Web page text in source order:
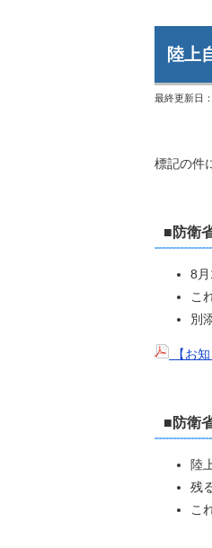
陸上
最終更新日：
標記の件
■防衛
8
こ
別
【お
■防衛
陸
残
こ